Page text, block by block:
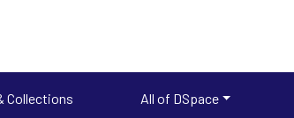
Collections All of DSpace